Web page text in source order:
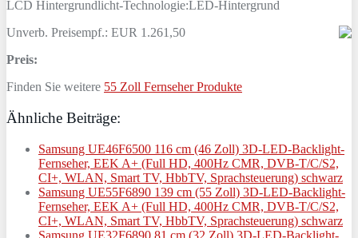
LCD Hintergrundlicht-Technologie:LED-Hintergrund
Unverb. Preisempf.: EUR 1.261,50
Preis:
Finden Sie weitere 55 Zoll Fernseher Produkte
Ähnliche Beiträge:
Samsung UE46F6500 116 cm (46 Zoll) 3D-LED-Backlight-
Fernseher, EEK A+ (Full HD, 400Hz CMR, DVB-T/C/S2,
CI+, WLAN, Smart TV, HbbTV, Sprachsteuerung) schwarz
Samsung UE55F6890 139 cm (55 Zoll) 3D-LED-Backlight-
Fernseher, EEK A+ (Full HD, 400Hz CMR, DVB-T/C/S2,
CI+, WLAN, Smart TV, HbbTV, Sprachsteuerung) schwarz
Samsung UE32F6890 81 cm (32 Zoll) 3D-LED-Backlight-